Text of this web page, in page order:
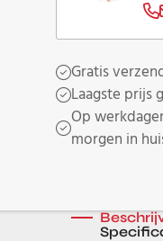
Gratis
Laagste prijs
Op
morgen in